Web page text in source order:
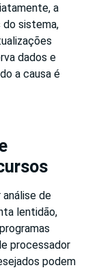
a
do sistema,
dados e
a causa é
de
lentidão,
processador
podem